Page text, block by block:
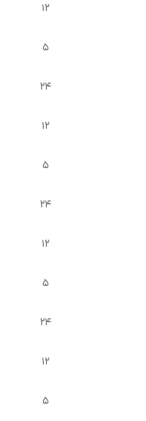
۱۲
۵
۲۴
۱۲
۵
۲۴
۱۲
۵
۲۴
۱۲
۵